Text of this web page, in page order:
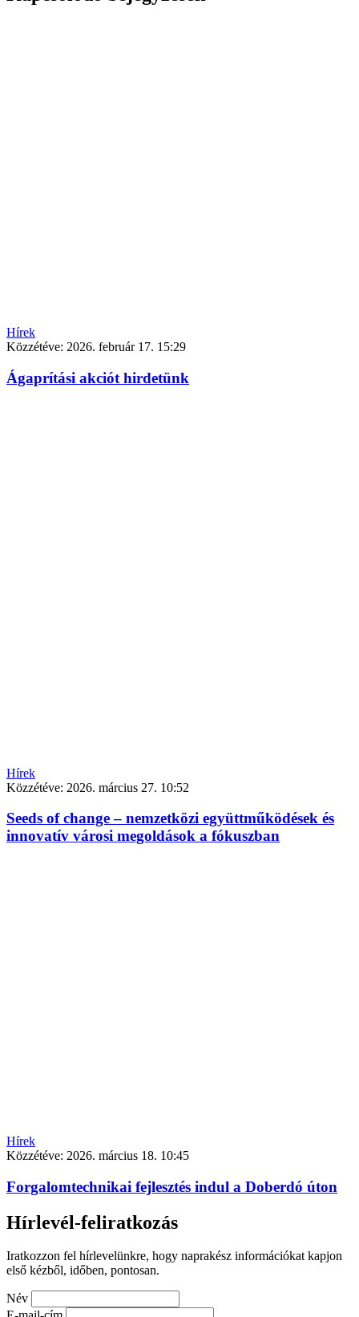
Hírek
Közzétéve: 2026. február 17. 15:29
Ágaprítási akciót hirdetünk
Hírek
Közzétéve: 2026. március 27. 10:52
Seeds of change – nemzetközi együttműködések és
innovatív városi megoldások a fókuszban
Hírek
Közzétéve: 2026. március 18. 10:45
Forgalomtechnikai fejlesztés indul a Doberdó úton
Hírlevél-feliratkozás
Iratkozzon fel hírlevelünkre, hogy naprakész információkat kapjon
első kézből, időben, pontosan.
Név